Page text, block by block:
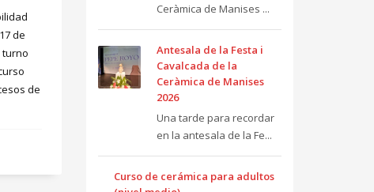
de
turno
de
Ceràmica de Manises ...
Antesala de la Festa i
Cavalcada de la
Ceràmica de Manises
2026
Una tarde para recordar
en la antesala de la Fe...
Curso de cerámica para adultos